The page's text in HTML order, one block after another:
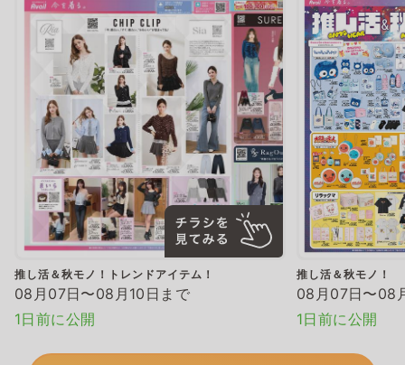
推し活＆秋モノ！トレンドアイテム！
08月07日〜08月10日まで
1日前に公開
推し活＆秋モノ！
08月07日〜08
1日前に公開